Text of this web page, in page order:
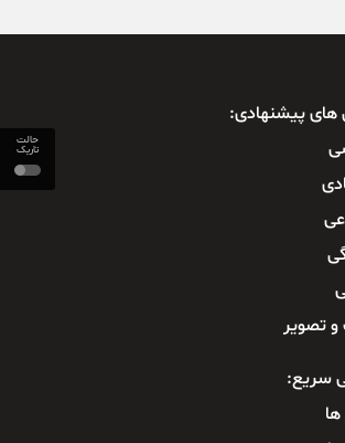
حالت
تاریک
پیشنهادی:
تصویر
سریع: